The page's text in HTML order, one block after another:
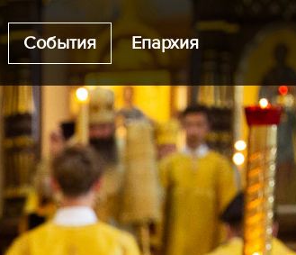
События Епархия